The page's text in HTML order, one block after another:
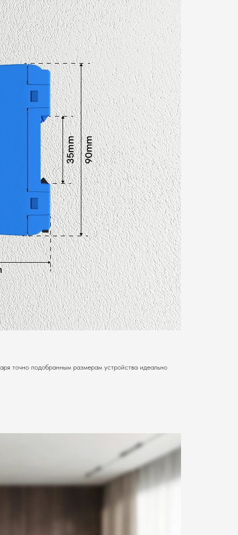
точно подобранным размерам устройства идеально